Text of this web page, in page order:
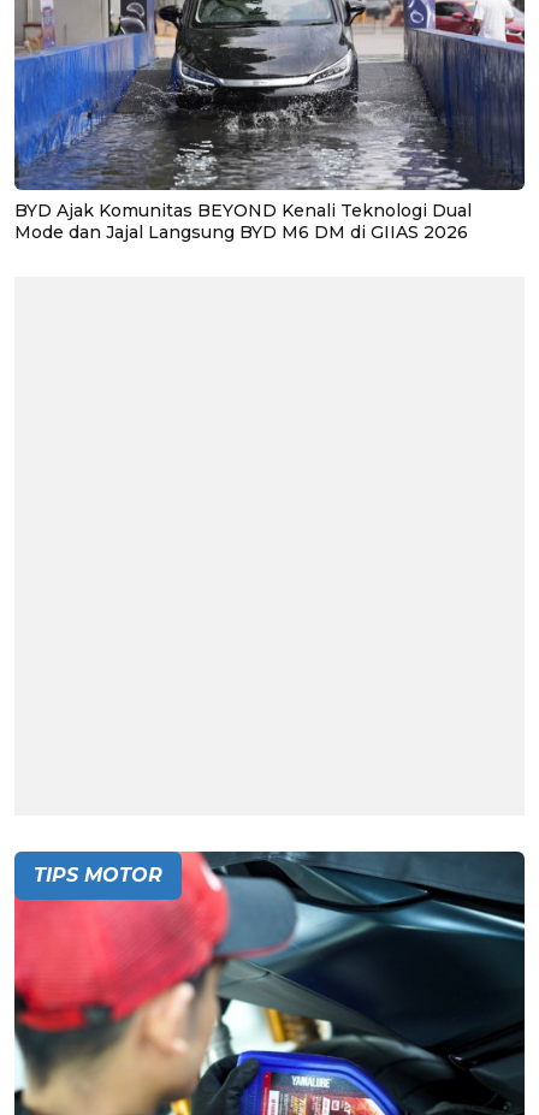
BYD Ajak Komunitas BEYOND Kenali Teknologi Dual
Mode dan Jajal Langsung BYD M6 DM di GIIAS 2026
TIPS MOTOR